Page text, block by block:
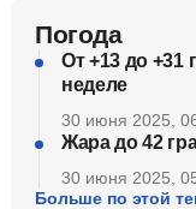
Погода
От +13 до +31
неделе
30 июня 2025,
Жара до 42
30 июня 2025,
Больше по этой